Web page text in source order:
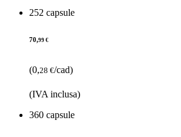
252 capsule
70,99 €
(0,28 €/cad)
(IVA inclusa)
360 capsule